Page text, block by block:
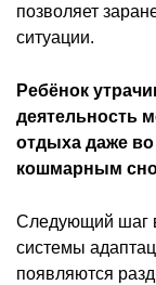
позволяет
ситуации.
Ребёнок
деятельность
отдыха даже во
кошмарным
Следующий шаг
системы
появляются